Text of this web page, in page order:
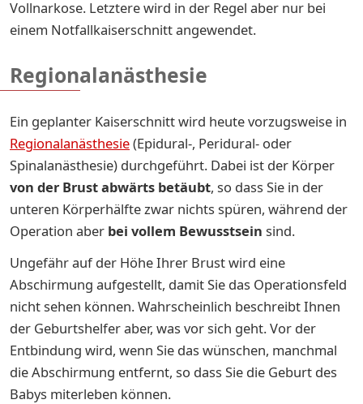
Vollnarkose. Letztere wird in der Regel aber nur bei
einem Notfallkaiserschnitt angewendet.
Regionalanästhesie
Ein geplanter Kaiserschnitt wird heute vorzugsweise in
Regionalanästhesie(Epidural-, Peridural- oder
Spinalanästhesie) durchgeführt. Dabei ist der Körper
von der Brust abwärts betäubt, so dass Sie in der
unteren Körperhälfte zwar nichts spüren, während der
Operation aber bei vollem Bewusstsein sind.
Ungefähr auf der Höhe Ihrer Brust wird eine
Abschirmung aufgestellt, damit Sie das Operationsfeld
nicht sehen können. Wahrscheinlich beschreibt Ihnen
der Geburtshelfer aber, was vor sich geht. Vor der
Entbindung wird, wenn Sie das wünschen, manchmal
die Abschirmung entfernt, so dass Sie die Geburt des
Babys miterleben können.